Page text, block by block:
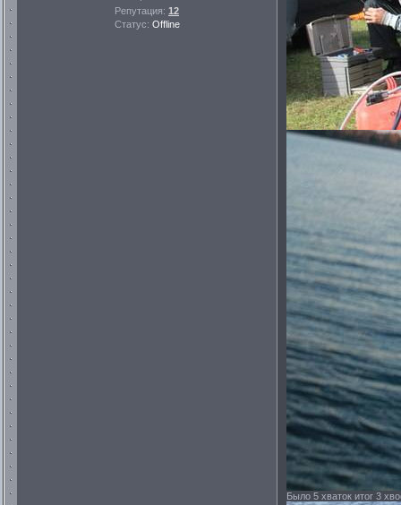
Репутация: 12
Статус: Offline
Было 5 хваток итог 3